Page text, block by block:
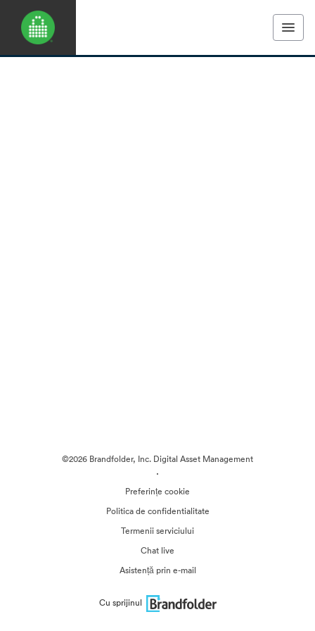
©2026 Brandfolder, Inc. Digital Asset Management
·
Preferințe cookie
Politica de confidentialitate
Termenii serviciului
Chat live
Asistență prin e-mail
Cu sprijinul